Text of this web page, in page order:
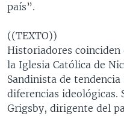
país”.
((TEXTO))
Historiadores coinciden
la Iglesia Católica de
Sandinista de
diferencias ideológicas.
Grigsby, dirigente del